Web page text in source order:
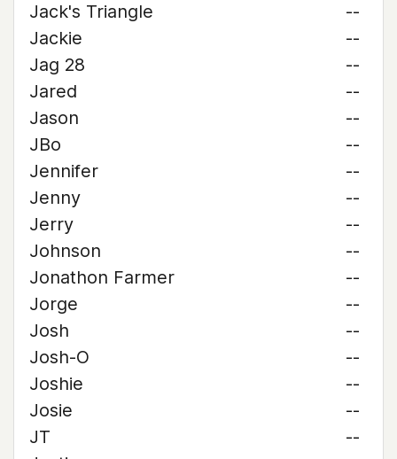
Jack's Triangle
--
Jackie
--
Jag 28
--
Jared
--
Jason
--
JBo
--
Jennifer
--
Jenny
--
Jerry
--
Johnson
--
Jonathon Farmer
--
Jorge
--
Josh
--
Josh-O
--
Joshie
--
Josie
--
JT
--